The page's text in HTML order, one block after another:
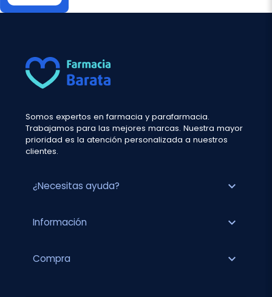
Somos expertos en farmacia y parafarmacia.
Trabajamos para las mejores marcas. Nuestra mayor
prioridad es la atención personalizada a nuestros
clientes.
¿Necesitas ayuda? expand_more
Información expand_more
Compra expand_more